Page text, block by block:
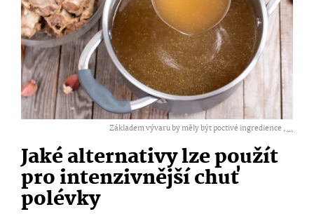
Základem vývaru by měly být poctivé ingredience ,...
Jaké alternativy lze použít
pro intenzivnější chuť
polévky